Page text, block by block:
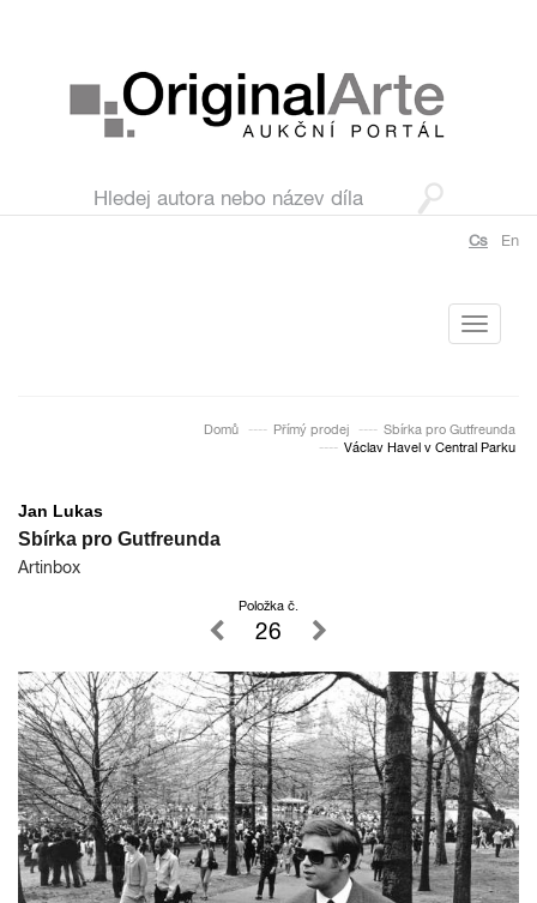
Cs En
Toggle
Domů Přímý prodej
Sbírka pro Gutfreunda
Václav Havel v Central Parku
Jan Lukas
Sbírka pro Gutfreunda
Artinbox
Položka č.
26